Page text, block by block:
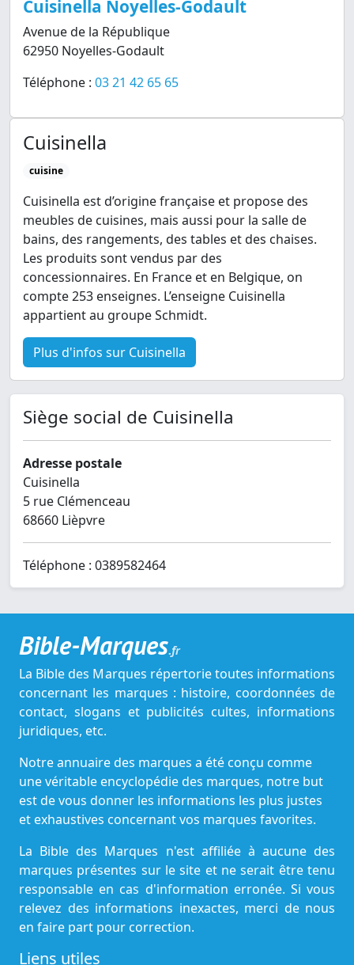
Cuisinella Noyelles-Godault
Avenue de la République
62950 Noyelles-Godault
Téléphone : 03 21 42 65 65
Cuisinella
cuisine
Cuisinella est d’origine française et propose des
meubles de cuisines, mais aussi pour la salle de
bains, des rangements, des tables et des chaises.
Les produits sont vendus par des
concessionnaires. En France et en Belgique, on
compte 253 enseignes. L’enseigne Cuisinella
appartient au groupe Schmidt.
Plus d'infos sur Cuisinella
Siège social de Cuisinella
Adresse postale
Cuisinella
5 rue Clémenceau
68660 Lièpvre
Téléphone : 0389582464
Bible-Marques.fr
La Bible des Marques répertorie toutes informations
concernant les marques : histoire, coordonnées de
contact, slogans et publicités cultes, informations
juridiques, etc.
Notre annuaire des marques a été conçu comme
une véritable encyclopédie des marques, notre but
est de vous donner les informations les plus justes
et exhaustives concernant vos marques favorites.
La Bible des Marques n'est affiliée à aucune des
marques présentes sur le site et ne serait être tenu
responsable en cas d'information erronée. Si vous
relevez des informations inexactes, merci de nous
en faire part pour correction.
Liens utiles